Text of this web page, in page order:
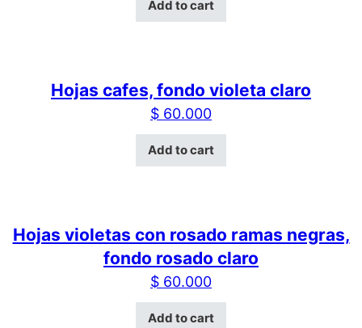
Add to cart
Hojas cafes, fondo violeta claro
$ 60.000
Add to cart
Hojas violetas con rosado ramas negras,
fondo rosado claro
$ 60.000
Add to cart